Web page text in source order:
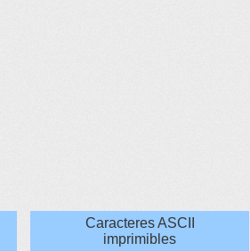
Caracteres ASCII
imprimibles